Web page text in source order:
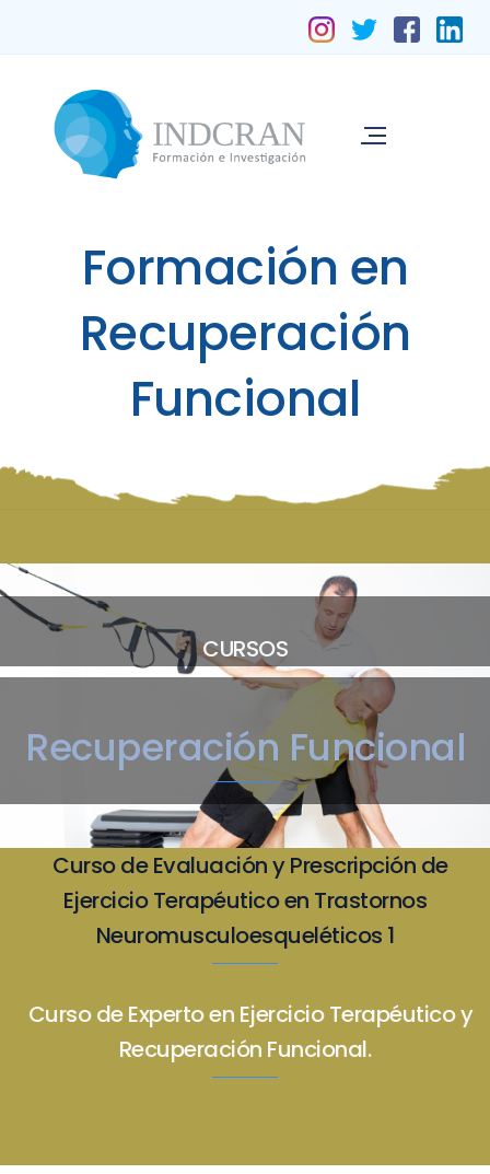
Formación en
Recuperación
Funcional
CURSOS
Recuperación Funcional
Curso de Evaluación y Prescripción de
Ejercicio Terapéutico en Trastornos
Neuromusculoesqueléticos 1
Curso de Experto en Ejercicio Terapéutico y
Recuperación Funcional.